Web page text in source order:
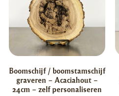
Boomschijf / boomstamschijf
graveren – Acaciahout –
24cm – zelf personaliseren